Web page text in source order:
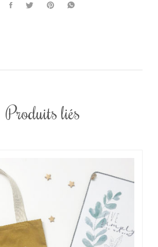
Produits liés